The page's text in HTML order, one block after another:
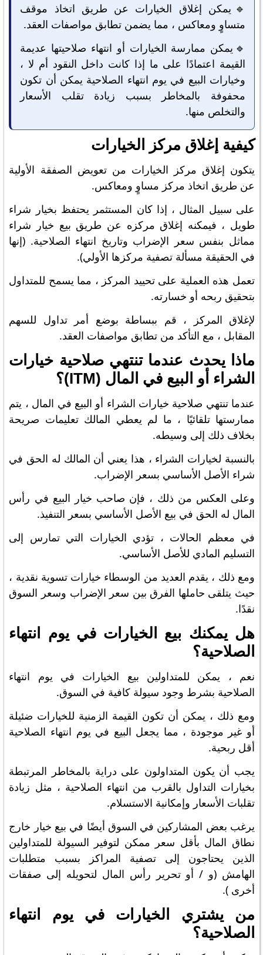
🔹يمكن إغلاق الخيارات عن طريق اتخاذ موقف
متساوٍ ومعاكس ، مما يضمن تطابق مواصفات العقد.
🔹يمكن ممارسة الخيارات أو انتهاء صلاحيتها عديمة
القيمة اعتمادًا على ما إذا كانت داخل النقود أم لا ،
وخيارات البيع في يوم انتهاء الصلاحية يمكن أن تكون
محفوفة بالمخاطر بسبب زيادة تقلب الأسعار
والتخلص منها.
كيفية إغلاق مركز الخيارات
يتكون إغلاق مركز الخيارات من تعويض الصفقة الأولية
عن طريق اتخاذ مركز مساوٍ ومعاكس.
على سبيل المثال ، إذا كان المستثمر يحتفظ بخيار شراء
طويل ، فيمكنه إغلاق مركزه عن طريق بيع خيار شراء
مماثل بنفس سعر الإضراب وتاريخ انتهاء الصلاحية. (إنها
في الحقيقة مسألة تصفية مركزها الأولي).
تعمل هذه العملية على تحييد المركز ، مما يسمح للمتداول
بتحقيق ربحه أو خسارته.
لإغلاق المركز ، قم ببساطة بوضع أمر تداول للسهم
المقابل ، مع التأكد من تطابق مواصفات العقد.
ماذا يحدث عندما تنتهي صلاحية خيارات
الشراء أو البيع في المال (ITM)؟
عندما تنتهي صلاحية خيارات الشراء أو البيع في المال ، يتم
ممارستها تلقائيًا ، ما لم يعطي المالك تعليمات صريحة
بخلاف ذلك إلى وسيطه.
بالنسبة لخيارات الشراء ، هذا يعني أن المالك له الحق في
شراء الأصل الأساسي بسعر الإضراب.
وعلى العكس من ذلك ، فإن صاحب خيار البيع في رأس
المال له الحق في بيع الأصل الأساسي بسعر التنفيذ.
في معظم الحالات ، تؤدي الخيارات التي تمارس إلى
التسليم المادي للأصل الأساسي.
ومع ذلك ، يقدم العديد من الوسطاء خيارات تسوية نقدية ،
حيث يتلقى حاملها الفرق بين سعر الإضراب وسعر السوق
نقدًا.
هل يمكنك بيع الخيارات في يوم انتهاء
الصلاحية؟
نعم ، يمكن للمتداولين بيع الخيارات في يوم انتهاء
الصلاحية بشرط وجود سيولة كافية في السوق.
ومع ذلك ، يمكن أن تكون القيمة الزمنية للخيارات ضئيلة
أو غير موجودة ، مما يجعل البيع في يوم انتهاء الصلاحية
أقل ربحية.
يجب أن يكون المتداولون على دراية بالمخاطر المرتبطة
بخيارات التداول بالقرب من انتهاء الصلاحية ، مثل زيادة
تقلبات الأسعار وإمكانية الاستسلام.
يرغب بعض المشاركين في السوق أيضًا في بيع خيار خارج
نطاق المال بأقل سعر ممكن لتوفير السيولة للمتداولين
الذين يحتاجون إلى تصفية المراكز بسبب متطلبات
الهامش (و / أو تحرير رأس المال لتحويله إلى صفقات
أخرى ).
من يشتري الخيارات في يوم انتهاء
الصلاحية؟